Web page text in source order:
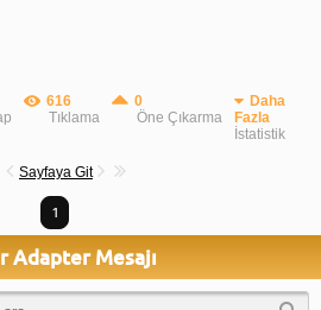
616
Tıklama
0
Öne Çıkarma
Daha
Fazla
İstatistik
Sayfaya Git
1
Adapter Mesajı